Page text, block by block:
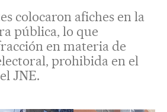
colocaron afiches en la
pública, lo que
en materia de
prohibida en el
JNE.